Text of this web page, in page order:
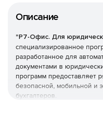
Описание
"Р7-Офис. Для
специализированное
разработанное для
документами в
программ предоставляет
безопасной, мобильной и
бухгалтеров.